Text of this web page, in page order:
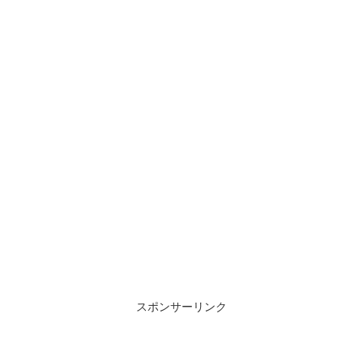
スポンサーリンク